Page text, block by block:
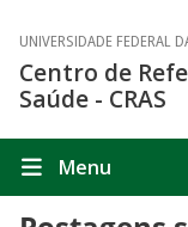
UNIVERSIDADE FEDERAL
Centro de
Saúde - CRAS
Menu